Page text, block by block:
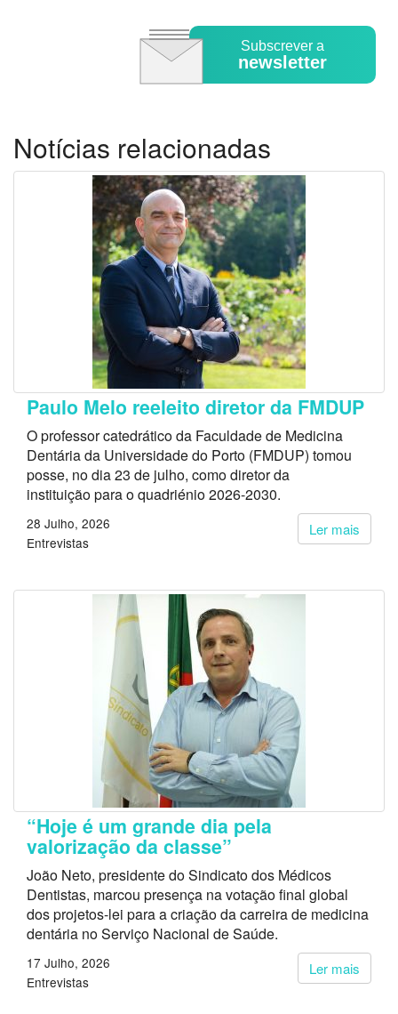
Subscrever a
newsletter
Notícias relacionadas
Paulo Melo reeleito diretor da FMDUP
O professor catedrático da Faculdade de Medicina
Dentária da Universidade do Porto (FMDUP) tomou
posse, no dia 23 de julho, como diretor da
instituição para o quadriénio 2026-2030.
Ler mais
28 Julho, 2026
Entrevistas
“Hoje é um grande dia pela
valorização da classe”
João Neto, presidente do Sindicato dos Médicos
Dentistas, marcou presença na votação final global
dos projetos-lei para a criação da carreira de medicina
dentária no Serviço Nacional de Saúde.
Ler mais
17 Julho, 2026
Entrevistas